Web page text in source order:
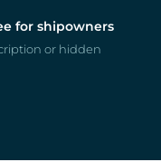
for shipowners
or hidden